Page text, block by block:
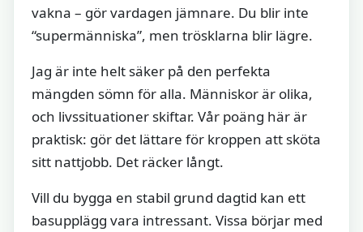
vakna – gör vardagen jämnare. Du blir inte
“supermänniska”, men trösklarna blir lägre.
Jag är inte helt säker på den perfekta
mängden sömn för alla. Människor är olika,
och livssituationer skiftar. Vår poäng här är
praktisk: gör det lättare för kroppen att sköta
sitt nattjobb. Det räcker långt.
Vill du bygga en stabil grund dagtid kan ett
basupplägg vara intressant. Vissa börjar med